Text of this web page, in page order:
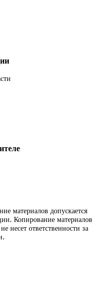
материалов допускается
Копирование материалов
несет ответственности за